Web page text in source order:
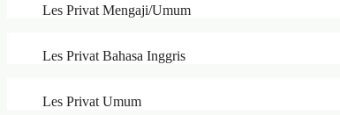
Les Privat Mengaji/Umum
Les Privat Bahasa Inggris
Les Privat Umum